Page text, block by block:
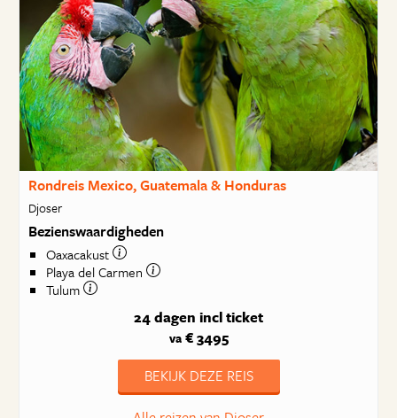
Rondreis Mexico, Guatemala & Honduras
Djoser
Bezienswaardigheden
Oaxacakust
Playa del Carmen
Tulum
24 dagen incl ticket
va€ 3495
BEKIJK DEZE REIS